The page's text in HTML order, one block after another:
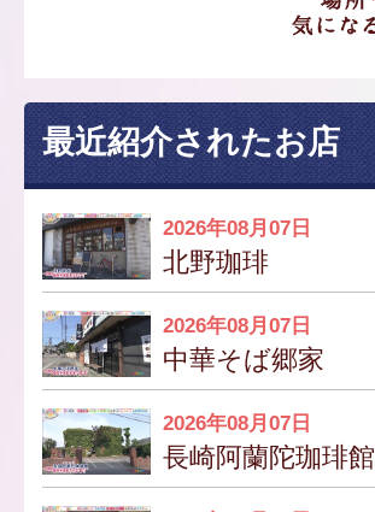
最近紹介されたお店
2026年08月07日
北野珈琲
2026年08月07日
中華そば郷家
2026年08月07日
長崎阿蘭陀珈琲館